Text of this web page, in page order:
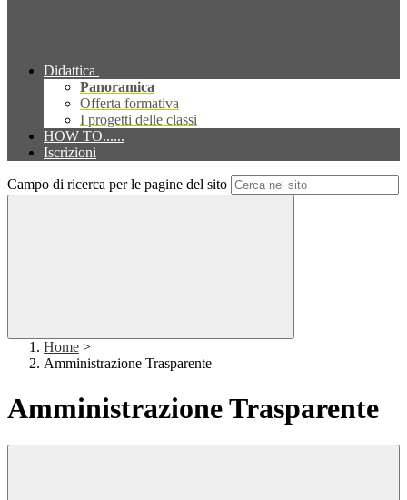
Didattica
Panoramica
Offerta formativa
I progetti delle classi
HOW TO......
Iscrizioni
Campo di ricerca per le pagine del sito
Home >
Amministrazione Trasparente
Amministrazione Trasparente